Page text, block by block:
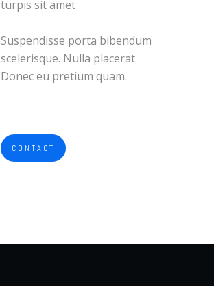
turpis sit amet
Suspendisse porta bibendum
scelerisque. Nulla placerat
Donec eu pretium quam.
CONTACT